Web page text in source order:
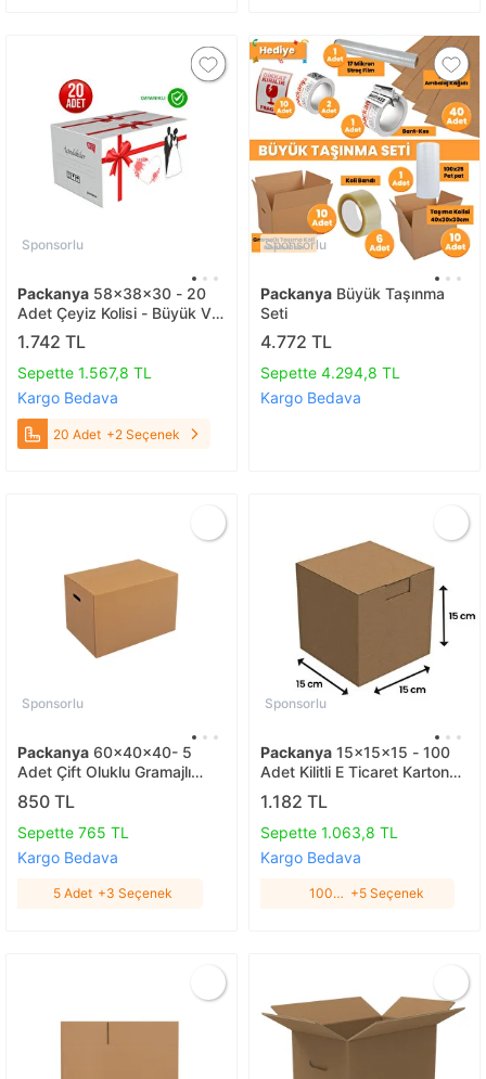
Sponsorlu
Packanya 58x38x30 - 20
Adet Çeyiz Kolisi - Büyük Ve
Sağlam 20 Adet
1.742 TL
Sepette 1.567,8 TL
Kargo Bedava
20 Adet +2 Seçenek
Sponsorlu
Packanya Büyük Taşınma
Seti
4.772 TL
Sepette 4.294,8 TL
Kargo Bedava
Sponsorlu
Packanya 60x40x40- 5
Adet Çift Oluklu Gramajlı
Koliler 5 Adet
850 TL
Sepette 765 TL
Kargo Bedava
5 Adet +3 Seçenek
Sponsorlu
Packanya 15x15x15 - 100
Adet Kilitli E Ticaret Karton
Kargo Kutusu 100 Adet
1.182 TL
Sepette 1.063,8 TL
Kargo Bedava
100
+5 Seçenek